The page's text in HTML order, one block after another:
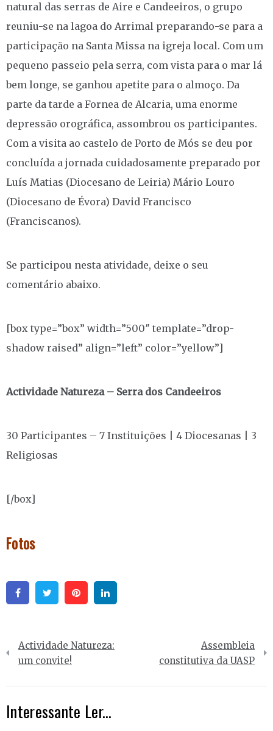
natural das serras de Aire e Candeeiros, o grupo
reuniu-se na lagoa do Arrimal preparando-se para a
participação na Santa Missa na igreja local. Com um
pequeno passeio pela serra, com vista para o mar lá
bem longe, se ganhou apetite para o almoço. Da
parte da tarde a Fornea de Alcaria, uma enorme
depressão orográfica, assombrou os participantes.
Com a visita ao castelo de Porto de Mós se deu por
concluída a jornada cuidadosamente preparado por
Luís Matias (Diocesano de Leiria) Mário Louro
(Diocesano de Évora) David Francisco
(Franciscanos).
Se participou nesta atividade, deixe o seu
comentário abaixo.
[box type=”box” width=”500″ template=”drop-
shadow raised” align=”left” color=”yellow”]
Actividade Natureza – Serra dos Candeeiros
30 Participantes – 7 Instituições | 4 Diocesanas | 3
Religiosas
[/box]
Fotos
FacebookTwitter Pinterest
Navegação
de
Actividade Natureza:
um convite!
Assembleia
constitutiva da UASP
Interessante Ler...